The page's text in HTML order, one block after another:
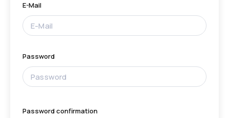
E-Mail
Password
Password confirmation